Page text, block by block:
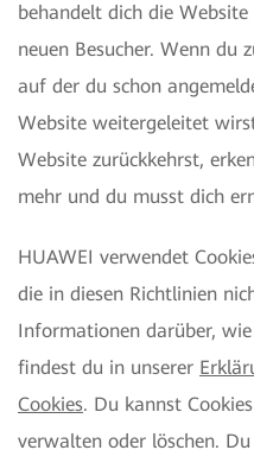
behandelt dich die
neuen Besucher. Wenn du
auf der du schon
Website weitergeleitet
Website zurückkehrst,
mehr und du musst dich
HUAWEI verwendet
die in diesen Richtlinien
Informationen darüber,
findest du in unserer
Cookies. Du kannst
verwalten oder löschen.